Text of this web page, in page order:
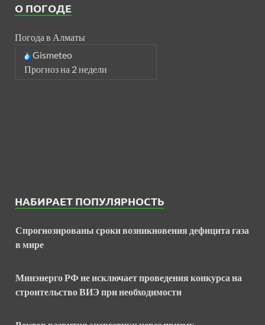
О ПОГОДЕ
Погода в Алматы
Gismeteo
Прогноз на 2 недели
НАБИРАЕТ ПОПУЛЯРНОСТЬ
Спрогнозированы сроки возникновения дефицита газа
в мире
Минэнерго РФ не исключает проведения конкурса на
строительство ВИЭ при необходимости